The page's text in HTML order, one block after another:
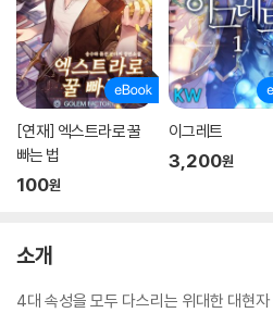
[연재] 엑스트라로 꿀
빠는 법
100원
이그레트
3,200원
소개
4대 속성을 모두 다스리는 위대한 대현